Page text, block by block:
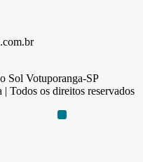
Sol Votuporanga-SP
Todos os direitos reservados